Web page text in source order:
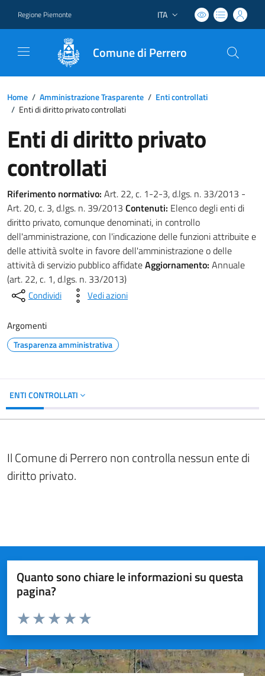
Regione Piemonte Lingua attiva:
ITA
Comune di Perrero
Home / Amministrazione Trasparente / Enti controllati
/ Enti di diritto privato controllati
Enti di diritto privato
controllati
Riferimento normativo: Art. 22, c. 1-2-3, d.lgs. n. 33/2013 -
Art. 20, c. 3, d.lgs. n. 39/2013 Contenuti: Elenco degli enti di
diritto privato, comunque denominati, in controllo
dell'amministrazione, con l'indicazione delle funzioni attribuite e
delle attività svolte in favore dell'amministrazione o delle
attività di servizio pubblico affidateAggiornamento: Annuale
(art. 22, c. 1, d.lgs. n. 33/2013)
Condividi Vedi azioni
Argomenti
Trasparenza amministrativa
ENTI CONTROLLATI
Il Comune di Perrero non controlla nessun ente di
diritto privato.
Quanto sono chiare le informazioni su questa
pagina?
Valuta da 1 a 5 stelle la pagina
Valuta 5 stelle su 5
Valuta 4 stelle su 5
Valuta 3 stelle su 5
Valuta 2 stelle su 5
Valuta 1 stelle su 5